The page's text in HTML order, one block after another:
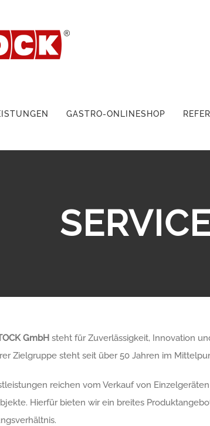
GASTRO-ONLINESHOP
GmbH steht für Zuverlässigkeit, Innovation
Zielgruppe steht seit über 50 Jahren im
reichen vom Verkauf von
Hierfür bieten wir ein breites